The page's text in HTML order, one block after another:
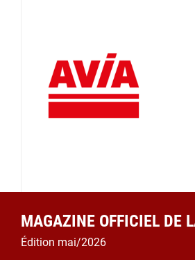
MAGAZINE OFFICIEL DE
Édition mai/2026